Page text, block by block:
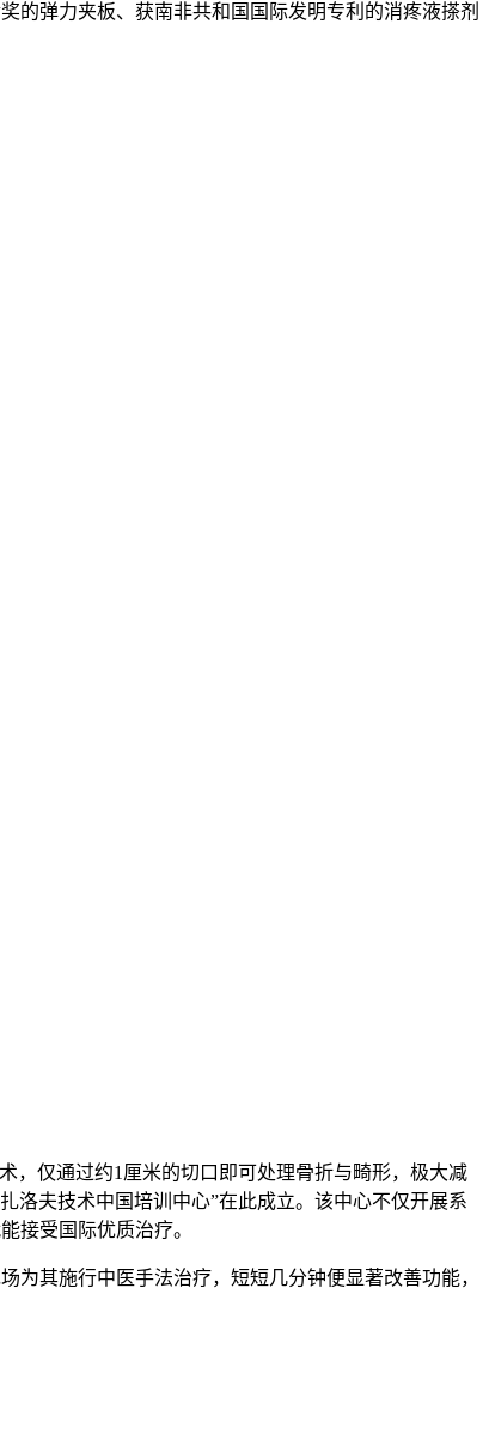
的弹力夹板、获南非共和国国际发明专利的消疼液搽剂
，仅通过约1厘米的切口即可处理骨折与畸形，极大减
洛夫技术中国培训中心”在此成立。该中心不仅开展系
接受国际优质治疗。
其施行中医手法治疗，短短几分钟便显著改善功能，